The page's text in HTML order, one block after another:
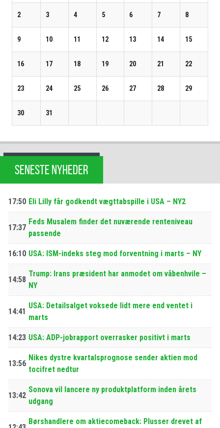
2 3 4 5 6 7 8
9 10 11 12 13 14 15
16 17 18 19 20 21 22
23 24 25 26 27 28 29
30 31
SENESTE NYHEDER
17:50 Eli Lilly får godkendt vægttabspille i USA – NY2
17:37
Feds Musalem finder det nuværende renteniveau
passende
16:10 USA: ISM-indeks steg mod forventning i marts – NY
14:58
Trump: Irans præsident har anmodet om våbenhvile –
NY
14:41
USA: Detailsalget voksede lidt mere end ventet i
marts
14:23 USA: ADP-jobrapport overrasker positivt i marts
13:56
Nikes dystre kvartalsprognose sender aktien mod
tocifret nedtur
13:42
Sonova vil lancere ny produktplatform inden årets
udgang
Børshandlere om aktiecomeback: Plusser drevet af